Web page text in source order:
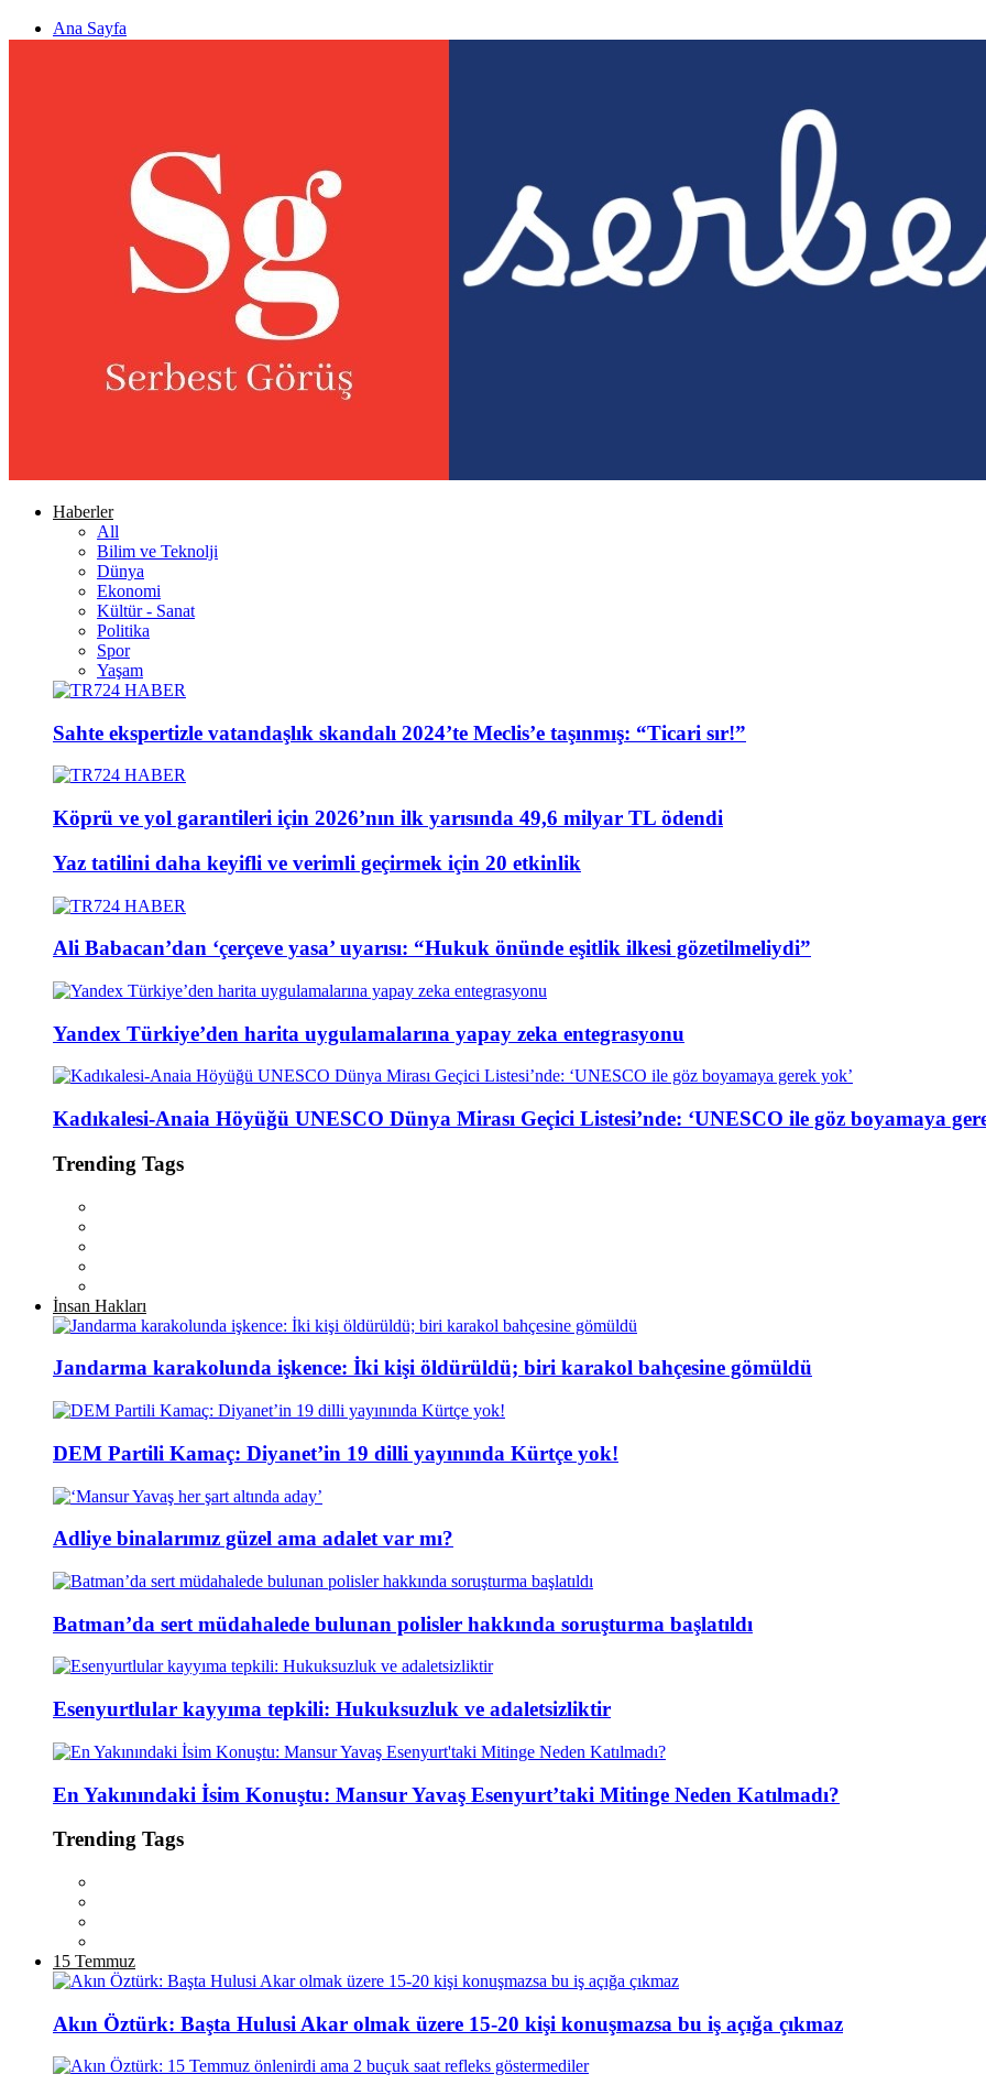
Ana Sayfa
Haberler
All
Bilim ve Teknolji
Dünya
Ekonomi
Kültür - Sanat
Politika
Spor
Yaşam
Sahte ekspertizle vatandaşlık skandalı 2024’te Meclis’e taşınmış: “Ticari sır!”
Köprü ve yol garantileri için 2026’nın ilk yarısında 49,6 milyar TL ödendi
Yaz tatilini daha keyifli ve verimli geçirmek için 20 etkinlik
Ali Babacan’dan ‘çerçeve yasa’ uyarısı: “Hukuk önünde eşitlik ilkesi gözetilmeliydi”
Yandex Türkiye’den harita uygulamalarına yapay zeka entegrasyonu
Kadıkalesi-Anaia Höyüğü UNESCO Dünya Mirası Geçici Listesi’nde: ‘UNESCO ile göz boyamaya
Trending Tags
İnsan Hakları
Jandarma karakolunda işkence: İki kişi öldürüldü; biri karakol bahçesine gömüldü
DEM Partili Kamaç: Diyanet’in 19 dilli yayınında Kürtçe yok!
Adliye binalarımız güzel ama adalet var mı?
Batman’da sert müdahalede bulunan polisler hakkında soruşturma başlatıldı
Esenyurtlular kayyıma tepkili: Hukuksuzluk ve adaletsizliktir
En Yakınındaki İsim Konuştu: Mansur Yavaş Esenyurt’taki Mitinge Neden Katılmadı?
Trending Tags
15 Temmuz
Akın Öztürk: Başta Hulusi Akar olmak üzere 15-20 kişi konuşmazsa bu iş açığa çıkmaz